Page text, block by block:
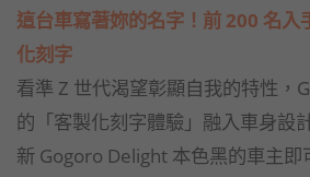
這台車寫著妳的名字！前 200 名入
化刻字
看準 Z 世代渴望彰顯自我的特性，
的「客製化刻字體驗」融入車身設
新 Gogoro Delight 本色黑的車主即